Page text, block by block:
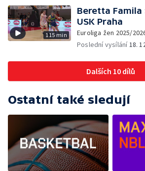
115 min
Beretta Famila
USK Praha
Euroliga žen 2025/
Poslední vysílání18.
Dalších 10 dílů
Ostatní také sledují